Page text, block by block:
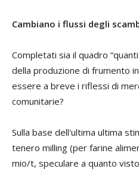
Cambiano i flussi degli
Completati sia il quadro
della produzione di frumento
essere a breve i riflessi di
comunitarie?
Sulla base dell'ultima ultima
tenero milling (per farine
mio/t, speculare a quanto